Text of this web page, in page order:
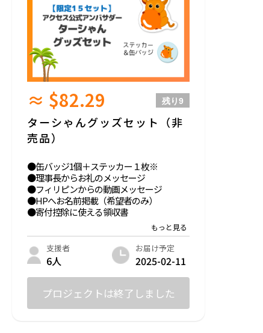
≈ $82.29 残り9
ターシゃんグッズセット（非
売品）
●缶バッジ1個＋ステッカー１枚※
●理事長からお礼のメッセージ
●フィリピンからの動画メッセージ
●HPへお名前掲載（希望者のみ）
●寄付控除に使える領収書
※ターシゃんの生みの親であるイラストレ
ーターMina Sato様よりご提供頂きまし
た。（Instagramアカウント @mameshiba
☆セットが無くなり次第終了となります。
☆リターンが不要な方は10,000円リターン
支援者
6人
お届け予定
2025-02-11
プロジェクトは終了しました